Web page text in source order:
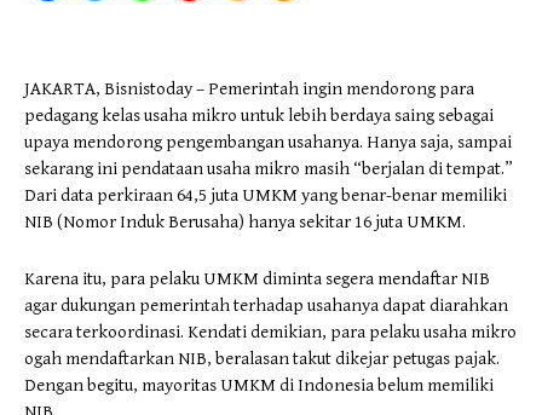
JAKARTA, Bisnistoday – Pemerintah ingin mendorong para
pedagang kelas usaha mikro untuk lebih berdaya saing sebagai
upaya mendorong pengembangan usahanya. Hanya saja, sampai
sekarang ini pendataan usaha mikro masih “berjalan di tempat.”
Dari data perkiraan 64,5 juta UMKM yang benar-benar memiliki
NIB (Nomor Induk Berusaha) hanya sekitar 16 juta UMKM.
Karena itu, para pelaku UMKM diminta segera mendaftar NIB
agar dukungan pemerintah terhadap usahanya dapat diarahkan
secara terkoordinasi. Kendati demikian, para pelaku usaha mikro
ogah mendaftarkan NIB, beralasan takut dikejar petugas pajak.
Dengan begitu, mayoritas UMKM di Indonesia belum memiliki